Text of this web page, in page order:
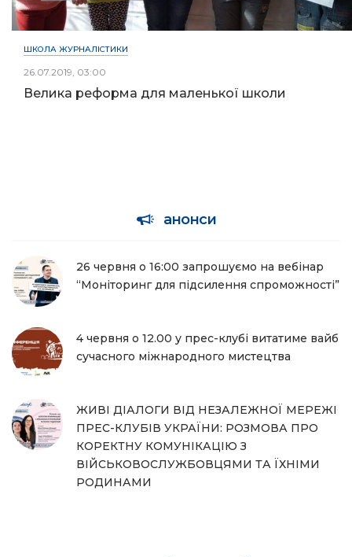
ШКОЛА ЖУРНАЛІСТИКИ
26.07.2019, 03:00
Велика реформа для маленької школи
анонси
26 червня о 16:00 запрошуємо на вебінар
“Моніторинг для підсилення спроможності”
4 червня о 12.00 у прес-клубі витатиме вайб
сучасного міжнародного мистецтва
ЖИВІ ДІАЛОГИ ВІД НЕЗАЛЕЖНОЇ МЕРЕЖІ
ПРЕС-КЛУБІВ УКРАЇНИ: РОЗМОВА ПРО
КОРЕКТНУ КОМУНІКАЦІЮ З
ВІЙСЬКОВОСЛУЖБОВЦЯМИ ТА ЇХНІМИ
РОДИНАМИ